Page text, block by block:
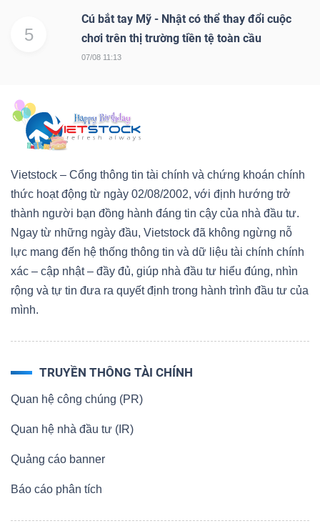
5
Cú bắt tay Mỹ - Nhật có thể thay đổi cuộc
chơi trên thị trường tiền tệ toàn cầu
07/08 11:13
Vietstock – Cổng thông tin tài chính và chứng khoán chính
thức hoạt động từ ngày 02/08/2002, với định hướng trở
thành người bạn đồng hành đáng tin cậy của nhà đầu tư.
Ngay từ những ngày đầu, Vietstock đã không ngừng nỗ
lực mang đến hệ thống thông tin và dữ liệu tài chính chính
xác – cập nhật – đầy đủ, giúp nhà đầu tư hiểu đúng, nhìn
rộng và tự tin đưa ra quyết định trong hành trình đầu tư của
mình.
TRUYỀN THÔNG TÀI CHÍNH
Quan hệ công chúng (PR)
Quan hệ nhà đầu tư (IR)
Quảng cáo banner
Báo cáo phân tích